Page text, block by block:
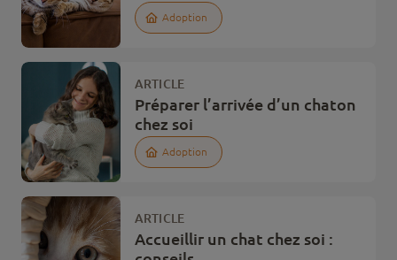
Adoption
ARTICLE
Préparer l’arrivée d’un chaton
chez soi
Adoption
ARTICLE
Accueillir un chat chez soi :